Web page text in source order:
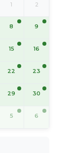
1 2
8 9
15 16
22 23
29 30
5 6